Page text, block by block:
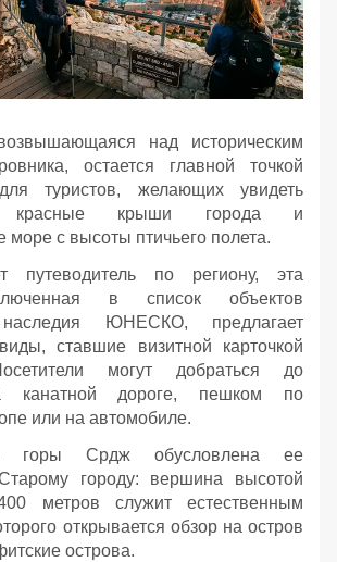
над историческим
остается главной точкой
туристов, желающих увидеть
красные крыши города и
море с высоты птичьего полета.
путеводитель по региону, эта
в список объектов
наследия ЮНЕСКО, предлагает
ставшие визитной карточкой
могут добраться до
канатной дороге, пешком по
или на автомобиле.
горы Срдж обусловлена ее
городу: вершина высотой
метров служит естественным
открывается обзор на остров
острова.